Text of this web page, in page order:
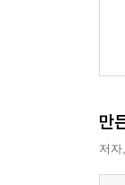
스
건
4장
프
망
만
저